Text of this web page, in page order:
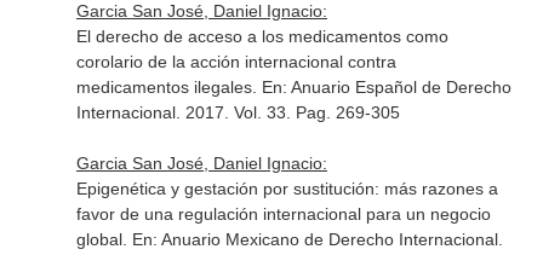
Garcia San José, Daniel Ignacio:
El derecho de acceso a los medicamentos como
corolario de la acción internacional contra
medicamentos ilegales. En: Anuario Español de Derecho
Internacional. 2017. Vol. 33. Pag. 269-305
Garcia San José, Daniel Ignacio:
Epigenética y gestación por sustitución: más razones a
favor de una regulación internacional para un negocio
global. En: Anuario Mexicano de Derecho Internacional.